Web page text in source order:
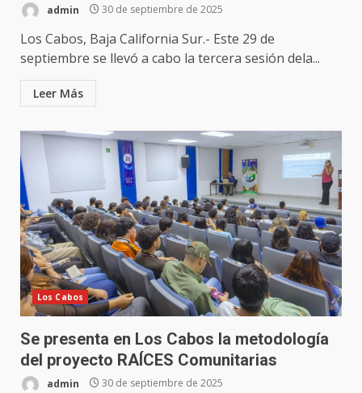
admin 30 de septiembre de 2025
Los Cabos, Baja California Sur.- Este 29 de
septiembre se llevó a cabo la tercera sesión dela...
Leer Más
Los Cabos
Se presenta en Los Cabos la metodología
del proyecto RAÍCES Comunitarias
admin 30 de septiembre de 2025